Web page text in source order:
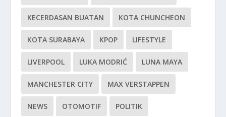
KECERDASAN BUATAN KOTA CHUNCHEON
KOTA SURABAYA KPOP LIFESTYLE
LIVERPOOL LUKA MODRIĆ LUNA MAYA
MANCHESTER CITY MAX VERSTAPPEN
NEWS OTOMOTIF POLITIK